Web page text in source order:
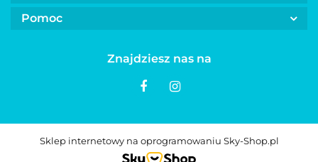
Pomoc
Znajdziesz nas na
Sklep internetowy na oprogramowaniu Sky-Shop.pl